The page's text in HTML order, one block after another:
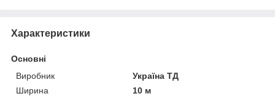
Характеристики
Основні
Виробник
Україна ТД
Ширина
10 м